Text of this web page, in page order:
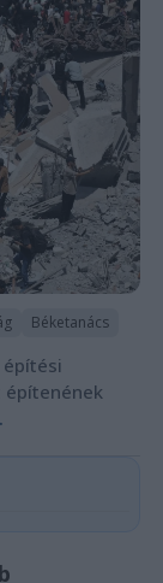
Béketanács
építési
építenének